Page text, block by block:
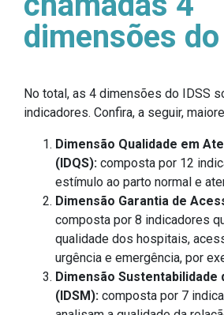
dimensões do
No total, as 4 dimensões do IDSS
indicadores. Confira, a seguir,
Dimensão Qualidade em
(IDQS): composta por 12
estímulo ao parto normal e
Dimensão Garantia de
composta por 8 indicadores
qualidade dos hospitais,
urgência e emergência, por
Dimensão Sustentabilidade
(IDSM): composta por 7